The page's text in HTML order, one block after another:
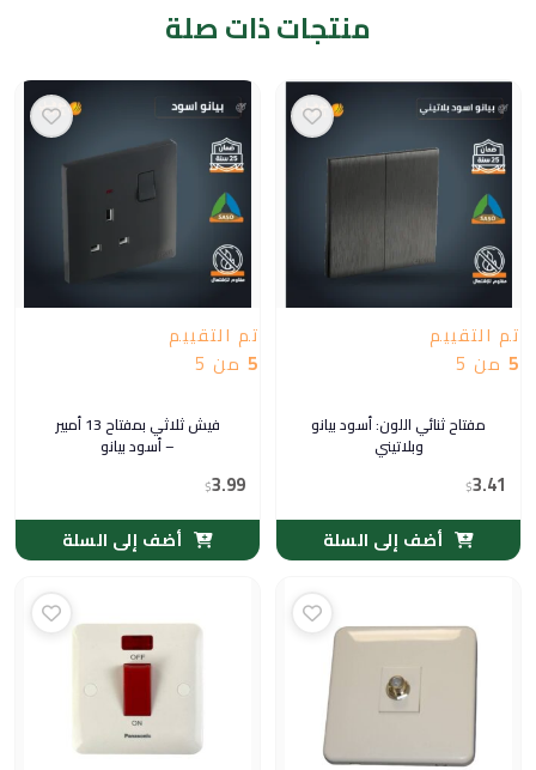
منتجات ذات صلة
تم التقييم
5 من 5
مفتاح ثنائي اللون: أسود بيانو
وبلاتيني
$3.41
أضف إلى السلة
تم التقييم
5 من 5
فيش ثلاثي بمفتاح 13 أمبير
– أسود بيانو
$3.99
أضف إلى السلة